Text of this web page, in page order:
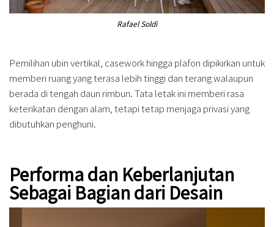
Rafael Soldi
Pemilihan ubin vertikal, casework hingga plafon dipikirkan untuk
memberi ruang yang terasa lebih tinggi dan terang walaupun
berada di tengah daun rimbun. Tata letak ini memberi rasa
keterikatan dengan alam, tetapi tetap menjaga privasi yang
dibutuhkan penghuni.
Performa dan Keberlanjutan
Sebagai Bagian dari Desain